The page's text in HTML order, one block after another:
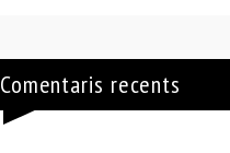
Comentaris recents